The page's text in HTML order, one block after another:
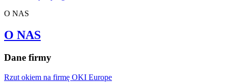
O NAS
O NAS
Dane firmy
Rzut okiem na firmę OKI Europe